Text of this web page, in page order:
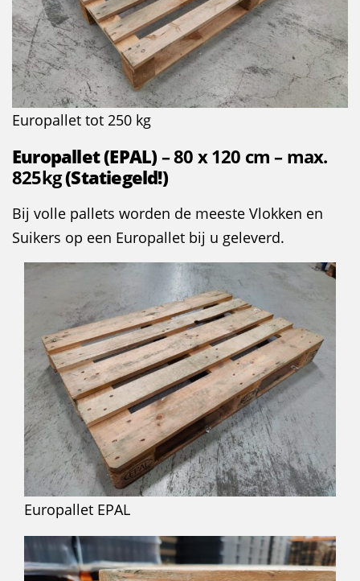
Europallet tot 250 kg
Europallet (EPAL) – 80 x 120 cm – max.
825kg(Statiegeld!)
Bij volle pallets worden de meeste Vlokken en
Suikers op een Europallet bij u geleverd.
Europallet EPAL